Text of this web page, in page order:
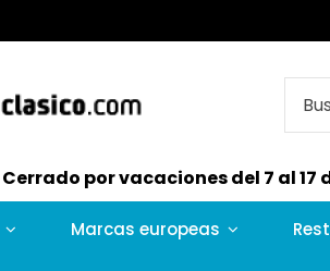
Cerrado por vacaciones del 7 al
Marcas europeas